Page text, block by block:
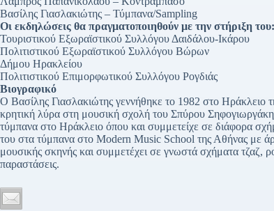
Βασίλης Γιασλακιώτης – Τύμπανα/Sampling
Οι εκδηλώσεις θα πραγματοποιηθούν με την στήριξη του:
Τουριστικού Εξωραϊστικού Συλλόγου Δαιδάλου-Ικάρου
Πολιτιστικού Εξωραϊστικού Συλλόγου Βώρων
Δήμου Ηρακλείου
Πολιτιστικού Επιμορφωτικού Συλλόγου Ρογδιάς
Βιογραφικό
Ο Bασίλης Γιασλακιώτης γεννήθηκε το 1982 στο Ηράκλειο
κρητική λύρα στη μουσική σχολή του Σπύρου
τύμπανα στο Ηράκλειο όπου και συμμετείχε σε διάφορα
του στα τύμπανα στο Modern Music School της Αθήνας με
μουσικής σκηνής και συμμετέχει σε γνωστά σχήματα τζαζ,
παραστάσεις.